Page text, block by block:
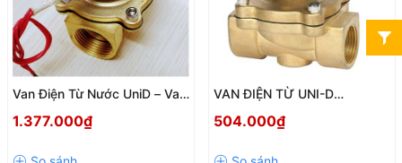
Van Điện Từ Nước UniD – Van
áp 220v DN40
1.377.000₫
VAN ĐIỆN TỪ UNI-D
504.000₫